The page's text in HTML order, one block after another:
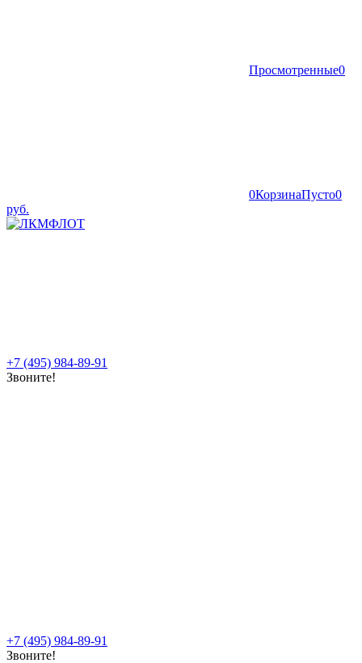
Просмотренные0
0КорзинаПусто0
руб.
+7 (495) 984-89-91
Звоните!
+7 (495) 984-89-91
Звоните!